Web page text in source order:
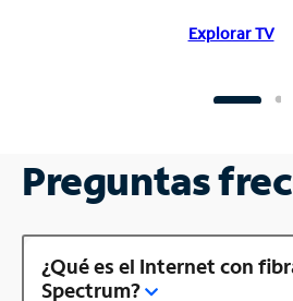
Explorar TV
Preguntas
¿Qué es el Internet con
Spectrum?